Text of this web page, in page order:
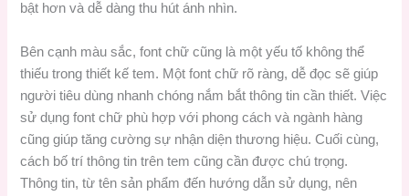
bật hơn và dễ dàng thu hút ánh nhìn.
Bên cạnh màu sắc, font chữ cũng là một yếu tố không thể
thiếu trong thiết kế tem. Một font chữ rõ ràng, dễ đọc sẽ giúp
người tiêu dùng nhanh chóng nắm bắt thông tin cần thiết. Việc
sử dụng font chữ phù hợp với phong cách và ngành hàng
cũng giúp tăng cường sự nhận diện thương hiệu. Cuối cùng,
cách bố trí thông tin trên tem cũng cần được chú trọng.
Thông tin, từ tên sản phẩm đến hướng dẫn sử dụng, nên